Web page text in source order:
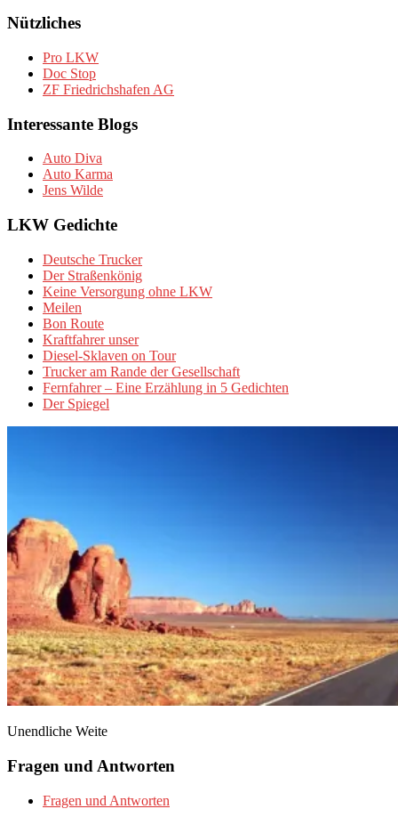
Nützliches
Pro LKW
Doc Stop
ZF Friedrichshafen AG
Interessante Blogs
Auto Diva
Auto Karma
Jens Wilde
LKW Gedichte
Deutsche Trucker
Der Straßenkönig
Keine Versorgung ohne LKW
Meilen
Bon Route
Kraftfahrer unser
Diesel-Sklaven on Tour
Trucker am Rande der Gesellschaft
Fernfahrer – Eine Erzählung in 5 Gedichten
Der Spiegel
Unendliche Weite
Fragen und Antworten
Fragen und Antworten